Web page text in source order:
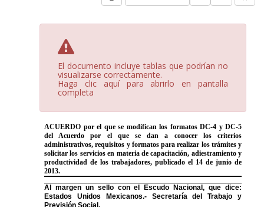
El documento incluye tablas que podrían no
visualizarse correctamente.
Haga clic aquí para abrirlo en pantalla
completa